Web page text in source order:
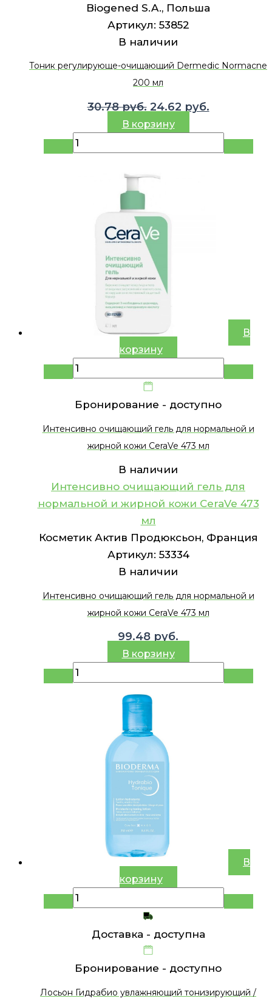
Biogened S.A., Польша
Артикул: 53852
В наличии
Тоник регулирующе-очищающий Dermedic Normacne
200 мл
30.78руб. Первоначальная
цена
30.78 руб..
24.62 руб.Текущая
24.62 руб..
В корзину
В
корзину
Бронирование - доступно
Интенсивно очищающий гель для нормальной и
жирной кожи CeraVe 473 мл
В наличии
Интенсивно очищающий гель для
нормальной и жирной кожи CeraVe 473
мл
Косметик Актив Продюксьон, Франция
Артикул: 53334
В наличии
Интенсивно очищающий гель для нормальной и
жирной кожи CeraVe 473 мл
99.48 руб.
В корзину
В
корзину
Доставка - доступна
Бронирование - доступно
Лосьон Гидрабио увлажняющий тонизирующий /